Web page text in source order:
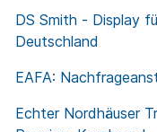
DS Smith - Display
Deutschland
EAFA:
Echter Nordhäuser